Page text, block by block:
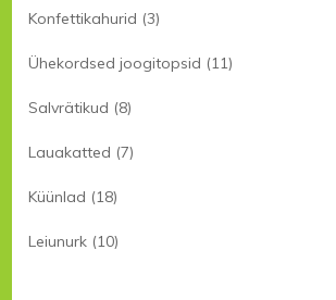
Konfettikahurid (3)
Ühekordsed joogitopsid (11)
Salvrätikud (8)
Lauakatted (7)
Küünlad (18)
Leiunurk (10)